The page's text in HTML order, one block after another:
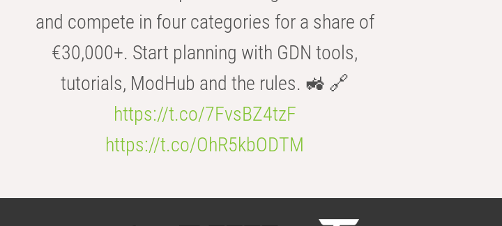
and compete in four categories for a share of
€30,000+. Start planning with GDN tools,
tutorials, ModHub and the rules. 🚜 🔗
https://t.co/7FvsBZ4tzF
https://t.co/OhR5kbODTM